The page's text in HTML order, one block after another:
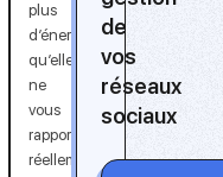
plus
d’énergie
qu’elle
ne
vous
rapporte
réellement
de
vos
réseaux
sociaux